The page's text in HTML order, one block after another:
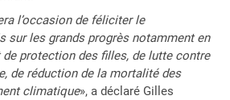
l’occasion de féliciter le
sur les grands progrès notamment en
de protection des filles, de lutte contre
de réduction de la mortalité des
climatique», a déclaré Gilles